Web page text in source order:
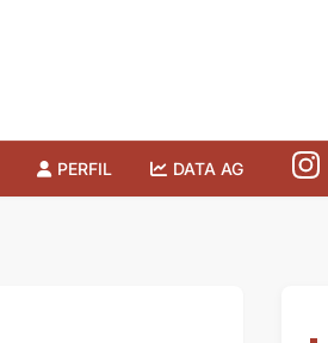
PERFIL DATA AG